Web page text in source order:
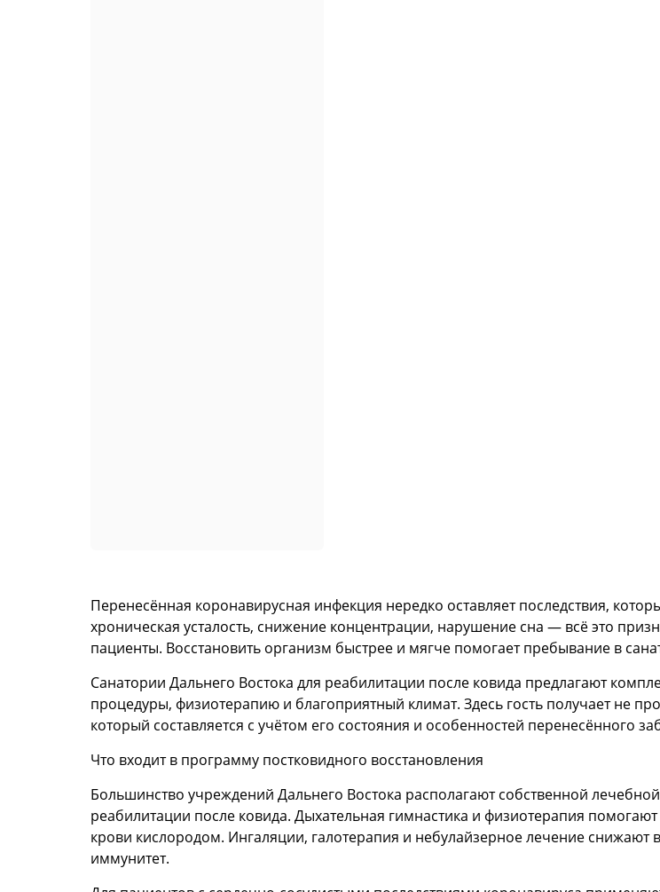
Перенесённая коронавирусная инфекция нередко оставляет последствия,
хроническая усталость, снижение концентрации, нарушение сна — всё это
пациенты. Восстановить организм быстрее и мягче помогает пребывание в
Санатории Дальнего Востока для реабилитации после ковида предлагают
процедуры, физиотерапию и благоприятный климат. Здесь гость получает не
который составляется с учётом его состояния и особенностей перенесённого
Что входит в программу постковидного восстановления
Большинство учреждений Дальнего Востока располагают собственной
реабилитации после ковида. Дыхательная гимнастика и физиотерапия
крови кислородом. Ингаляции, галотерапия и небулайзерное лечение снижают
иммунитет.